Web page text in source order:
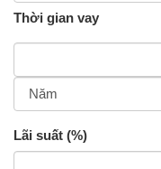
Thời gian vay
Lãi suất (%)